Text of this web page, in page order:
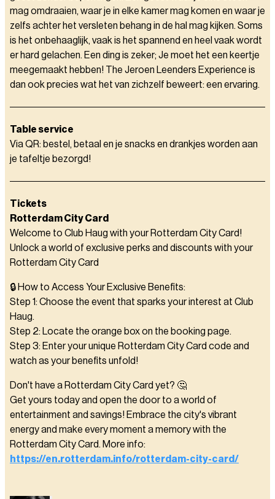
mag omdraaien, waar je in elke kamer mag komen en waar je
zelfs achter het versleten behang in de hal mag kijken. Soms
is het onbehaaglijk, vaak is het spannend en heel vaak wordt
er hard gelachen. Een ding is zeker; Je moet het een keertje
meegemaakt hebben! The Jeroen Leenders Experience is
dan ook precies wat het van zichzelf beweert: een ervaring.
Table service
Via QR: bestel, betaal en je snacks en drankjes worden aan
je tafeltje bezorgd!
Tickets
Rotterdam City Card
Welcome to Club Haug with your Rotterdam City Card!
Unlock a world of exclusive perks and discounts with your
Rotterdam City Card
🔒 How to Access Your Exclusive Benefits:
Step 1: Choose the event that sparks your interest at Club
Haug.
Step 2: Locate the orange box on the booking page.
Step 3: Enter your unique Rotterdam City Card code and
watch as your benefits unfold!
Don't have a Rotterdam City Card yet? 🤔
Get yours today and open the door to a world of
entertainment and savings! Embrace the city's vibrant
energy and make every moment a memory with the
Rotterdam City Card. More info:
https://en.rotterdam.info/rotterdam-city-card/